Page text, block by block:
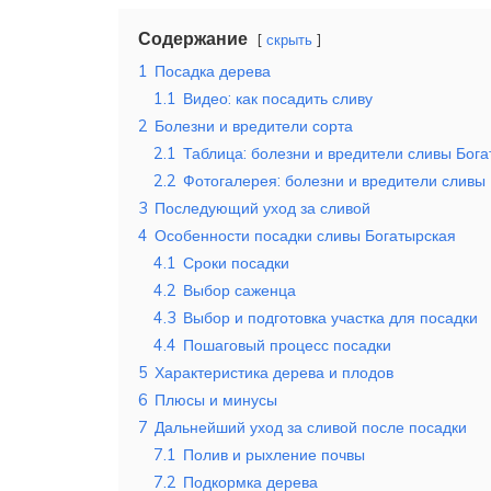
Содержание скрыть
1 Посадка дерева
1.1 Видео: как посадить сливу
2 Болезни и вредители сорта
2.1 Таблица: болезни и вредители сливы
2.2 Фотогалерея: болезни и вредители сливы
3 Последующий уход за сливой
4 Особенности посадки сливы Богатырская
4.1 Сроки посадки
4.2 Выбор саженца
4.3 Выбор и подготовка участка для посадки
4.4 Пошаговый процесс посадки
5 Характеристика дерева и плодов
6 Плюсы и минусы
7 Дальнейший уход за сливой после посадки
7.1 Полив и рыхление почвы
7.2 Подкормка дерева